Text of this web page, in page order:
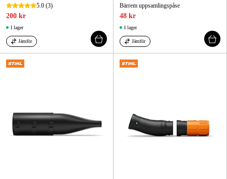
5.0 (3)
200 kr
I lager
Jämför
Bärrem uppsamlingspåse
48 kr
I lager
Jämför